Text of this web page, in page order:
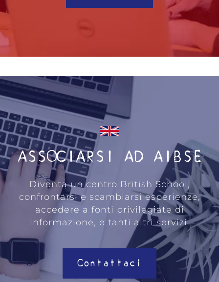
ASSOCIARSI AD AIBSE
Diventa un centro British School,
confrontarsi e scambiarsi esperienze,
accedere a fonti privilegiate di
informazione, e tanti altri servizi.
Contattaci